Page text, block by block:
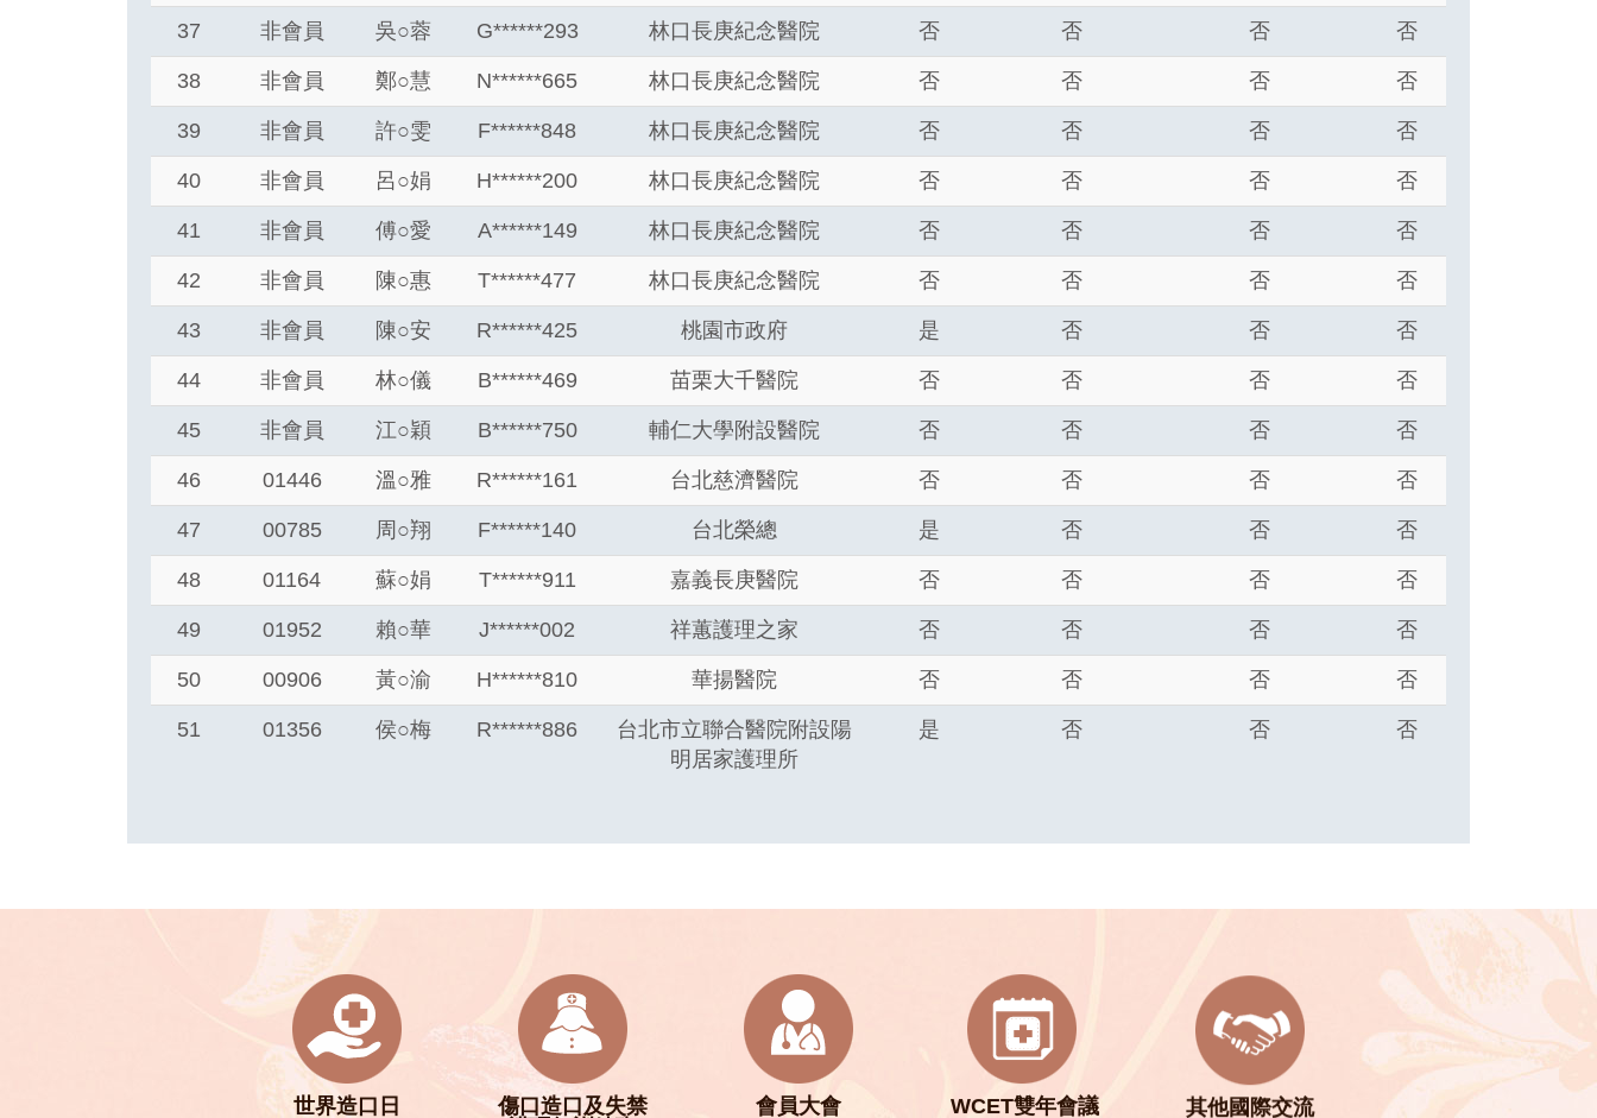
37 非會員 吳○蓉 G******293 林口長庚紀念醫院 否 否 否 否
38 非會員 鄭○慧 N******665 林口長庚紀念醫院 否 否 否 否
39 非會員 許○雯 F******848 林口長庚紀念醫院 否 否 否 否
40 非會員 呂○娟 H******200 林口長庚紀念醫院 否 否 否 否
41 非會員 傅○愛 A******149 林口長庚紀念醫院 否 否 否 否
42 非會員 陳○惠 T******477 林口長庚紀念醫院 否 否 否 否
43 非會員 陳○安 R******425 桃園市政府 是 否 否 否
44 非會員 林○儀 B******469 苗栗大千醫院 否 否 否 否
45 非會員 江○穎 B******750 輔仁大學附設醫院 否 否 否 否
46 01446 溫○雅 R******161 台北慈濟醫院 否 否 否 否
47 00785 周 ○翔 F******140 台北榮總 是 否 否 否
48 01164 蘇○娟 T******911 嘉義長庚醫院 否 否 否 否
49 01952 賴○華 J******002 祥蕙護理之家 否 否 否 否
50 00906 黃○渝 H******810 華揚醫院 否 否 否 否
51 01356 侯○梅 R******886
台北市立聯合醫院附設陽
明居家護理所
是 否 否 否
世界造口日
傷口造口及失禁
會員大會 WCET雙年會議 其他國際交流